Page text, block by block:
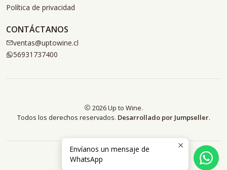
Política de privacidad
CONTÁCTANOS
ventas@uptowine.cl
56931737400
2026 Up to Wine.
Todos los derechos reservados. Desarrollado por Jumpseller.
VOLVER ARRIBA
Envíanos un mensaje de
WhatsApp